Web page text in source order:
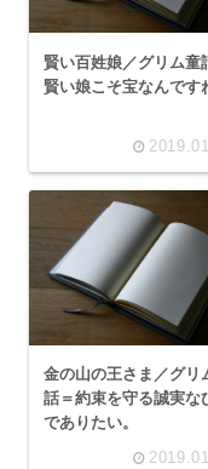
賢い百姓娘／グリム童
賢い娘こそ宝なんです
金の山の王さま／グリ
話＝約束を守る誠実な
でありたい。